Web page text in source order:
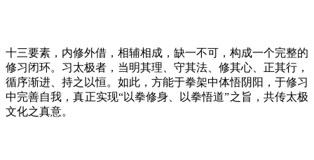
十三要素，内修外借，相辅相成，缺一不可， 构成一个完整的
修习闭环。习太极者，当明其理、守其法、修其心、正其行，
循序渐进、持之以恒。如此，方能于拳架中体悟阴阳，于修习
中完善自我，真正实现“以拳修身、以拳悟道”之旨，共传太极
文化之真意。